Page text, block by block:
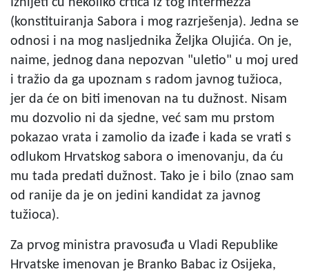
(konstituiranja Sabora i mog razrješenja). Jedna se
odnosi i na mog nasljednika Željka Olujića. On je,
naime, jednog dana nepozvan "uletio" u moj ured
i tražio da ga upoznam s radom javnog tužioca,
jer da će on biti imenovan na tu dužnost. Nisam
mu dozvolio ni da sjedne, već sam mu prstom
pokazao vrata i zamolio da izađe i kada se vrati s
odlukom Hrvatskog sabora o imenovanju, da ću
mu tada predati dužnost. Tako je i bilo (znao sam
od ranije da je on jedini kandidat za javnog
tužioca).
Za prvog ministra pravosuđa u Vladi Republike
Hrvatske imenovan je Branko Babac iz Osijeka,